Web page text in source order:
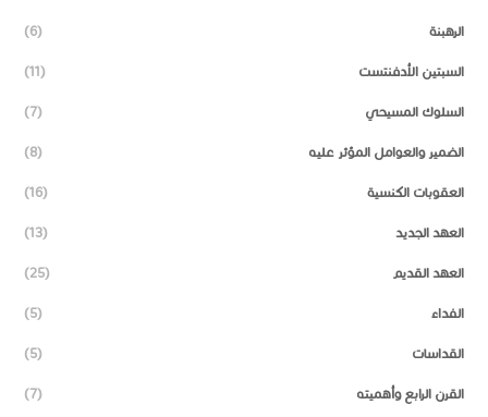
الرهبنة (6)
السبتين الأدفنتست (11)
السلوك المسيحي (7)
الضمير والعوامل المؤثر عليه (8)
العقوبات الكنسية (16)
العهد الجديد (13)
العهد القديم (25)
الفداء (5)
القداسات (5)
القرن الرابع وأهميته (7)